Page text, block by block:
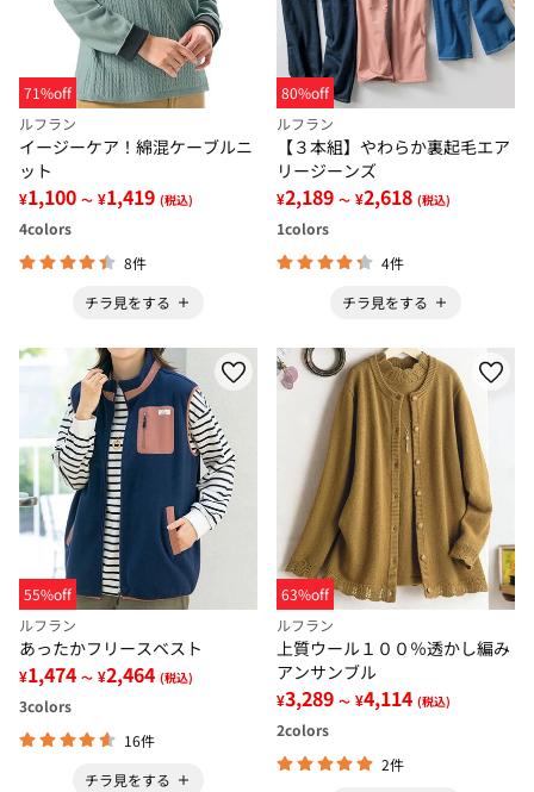
71%off
ルフラン
イージーケア！綿混ケーブルニ
ット
¥1,100 ～ ¥1,419 (税込)
4colors
8件
チラ見をする
80%off
ルフラン
【３本組】やわらか裏起毛エア
リージーンズ
¥2,189 ～ ¥2,618 (税込)
1colors
4件
チラ見をする
55%off
ルフラン
あったかフリースベスト
¥1,474 ～ ¥2,464 (税込)
3colors
16件
チラ見をする
63%off
ルフラン
上質ウール１００％透かし編み
アンサンブル
¥3,289 ～ ¥4,114 (税込)
2colors
2件